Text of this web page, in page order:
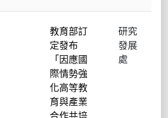
教育部訂
定發布
「因應國
際情勢強
化高等教
育與產業
合作共培
研究
發展
處